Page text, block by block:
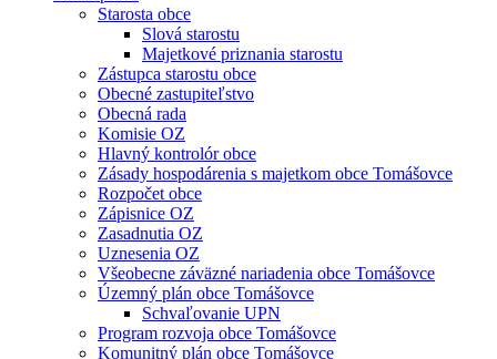
Starosta obce
Slová starostu
Majetkové priznania starostu
Zástupca starostu obce
Obecné zastupiteľstvo
Obecná rada
Komisie OZ
Hlavný kontrolór obce
Zásady hospodárenia s majetkom obce Tomášovce
Rozpočet obce
Zápisnice OZ
Zasadnutia OZ
Uznesenia OZ
Všeobecne záväzné nariadenia obce Tomášovce
Územný plán obce Tomášovce
Schvaľovanie UPN
Program rozvoja obce Tomášovce
Komunitný plán obce Tomášovce